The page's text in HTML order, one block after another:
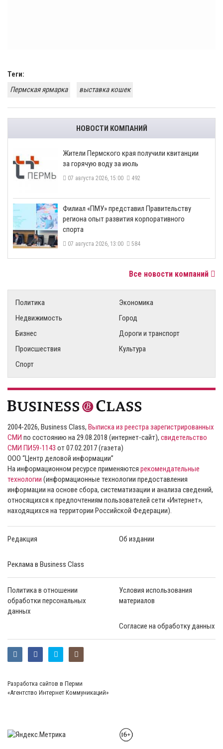
Теги:
Пермская ярмарка
выставка кошек
НОВОСТИ КОМПАНИЙ
​Жители Пермского края получили квитанции
за горячую воду за июль
07 августа 2026, 15:00 492
​Филиал «ПМУ» представил Правительству
региона опыт развития корпоративного
спорта
07 августа 2026, 13:00 584
Все новости компаний
Политика
Экономика
Недвижимость
Город
Бизнес
Дороги и транспорт
Происшествия
Культура
Спорт
2004-2026, Business Class, Выписка из реестра зарегистрированных
СМИ по состоянию на 29.08.2018 (интернет-сайт), свидетельство
СМИ ПИ59-1143 от 07.02.2017 (газета)
ООО “Центр деловой информации”
На информационном ресурсе применяются рекомендательные
технологии (информационные технологии предоставления
информации на основе сбора, систематизации и анализа сведений,
относящихся к предпочтениям пользователей сети «Интернет»,
находящихся на территории Российской Федерации).
Редакция Об издании
Реклама в Business Class
Политика в отношении
обработки персональных
данных
Условия использования
материалов
Согласие на обработку данных
Разработка сайтов в Перми
«Агентство Интернет Коммуникаций»